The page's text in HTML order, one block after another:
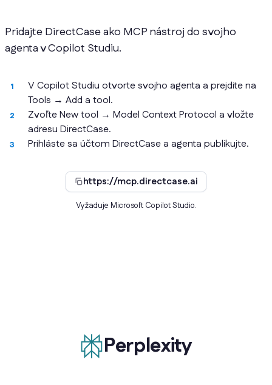
Pridajte DirectCase ako MCP nástroj do svojho
agenta v Copilot Studiu.
V Copilot Studiu otvorte svojho agenta a prejdite na
Tools → Add a tool.
Zvoľte New tool → Model Context Protocol a vložte
adresu DirectCase.
Prihláste sa účtom DirectCase a agenta publikujte.
https://mcp.directcase.ai
Vyžaduje Microsoft Copilot Studio.
Perplexity